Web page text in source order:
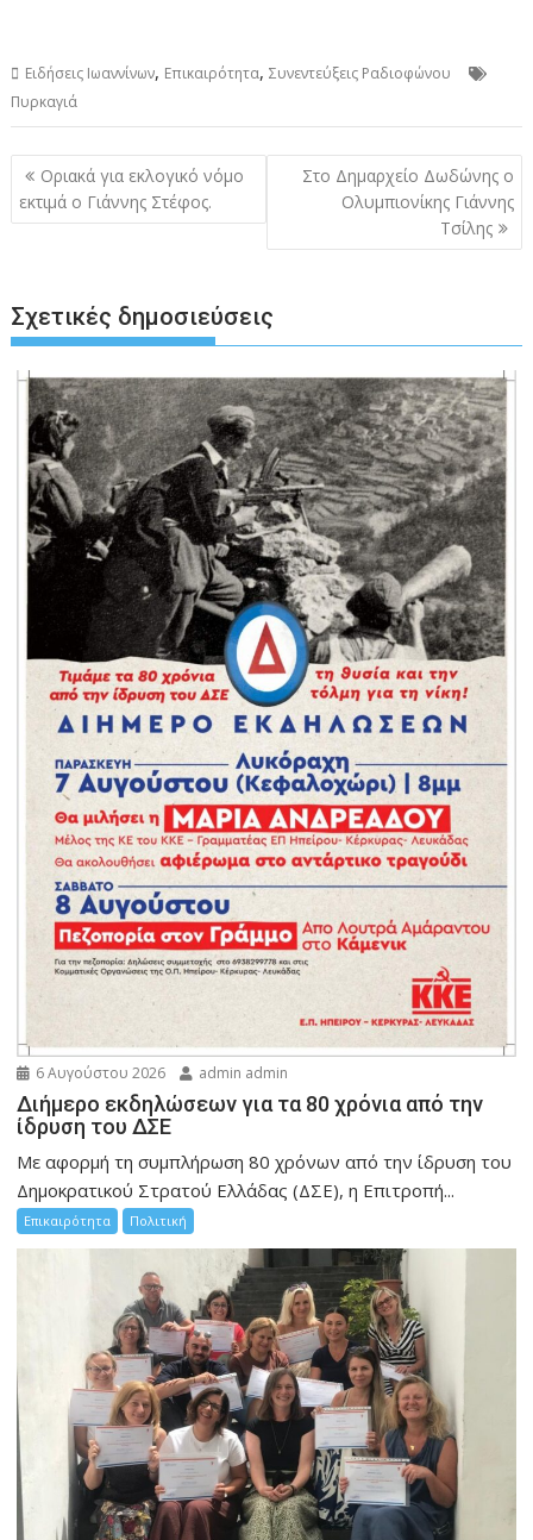
Ειδήσεις Ιωαννίνων, Επικαιρότητα,Συνεντεύξεις Ραδιοφώνου
Πυρκαγιά
Πλοήγηση
άρθρων
Οριακά για εκλογικό νόμο
εκτιμά ο Γιάννης Στέφος.
Στο Δημαρχείο Δωδώνης ο
Ολυμπιονίκης Γιάννης
Τσίλης
Σχετικές δημοσιεύσεις
6 Αυγούστου 2026 admin admin
Διήμερο εκδηλώσεων για τα 80 χρόνια από την
ίδρυση του ΔΣΕ
Με αφορμή τη συμπλήρωση 80 χρόνων από την ίδρυση του
Δημοκρατικού Στρατού Ελλάδας (ΔΣΕ), η Επιτροπή...
Επικαιρότητα Πολιτική